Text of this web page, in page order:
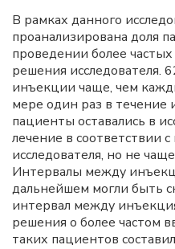
В рамках данного
проанализирована доля
проведении более
решения исследователя.
инъекции чаще, чем
мере один раз в течение
пациенты оставались в
лечение в соответствии
исследователя, но не
Интервалы между
дальнейшем могли быть
интервал между
решения о более частом
таких пациентов